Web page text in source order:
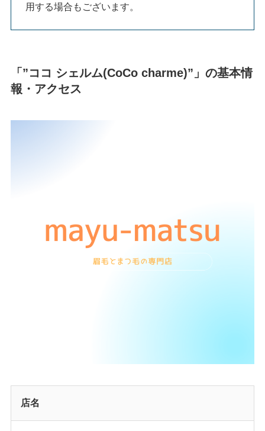
用する場合もございます。
「”ココ シェルム(CoCo charme)”」の基本情
報・アクセス
店名